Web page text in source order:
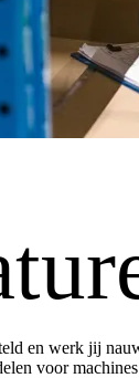
en werk jij
voor